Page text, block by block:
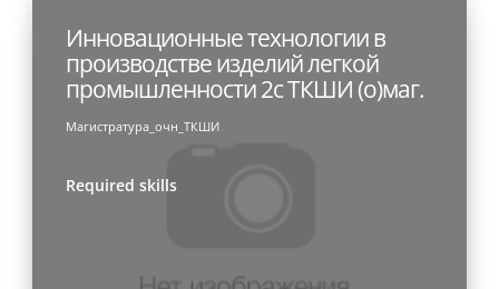
Инновационные технологии в
производстве изделий легкой
промышленности 2с ТКШИ (о)маг.
Магистратура_очн_ТКШИ
Required skills